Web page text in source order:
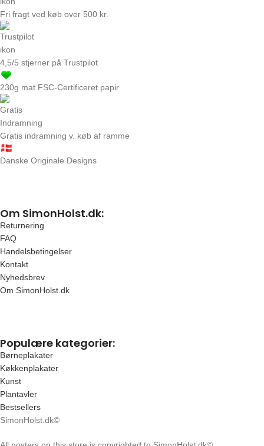
Fri fragt ved køb over 500 kr.
4,5/5 stjerner på Trustpilot
230g mat FSC-Certificeret papir
Gratis indramning v. køb af ramme
Danske Originale Designs
Om SimonHolst.dk:
Returnering
FAQ
Handelsbetingelser
Kontakt
Nyhedsbrev
Om SimonHolst.dk
Populære kategorier:
Børneplakater
Køkkenplakater
Kunst
Plantavler
Bestsellers
SimonHolst.dk©